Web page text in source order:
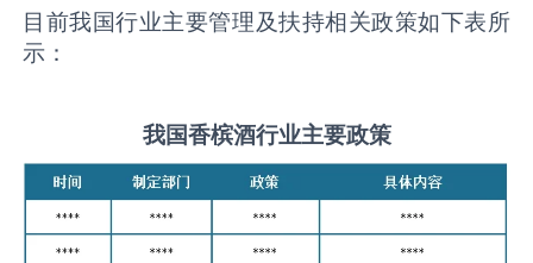
目前我国行业主要管理及扶持相关政策如下表所
示：
我国香槟酒行业主要政策